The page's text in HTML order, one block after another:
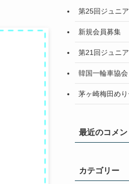
第25回ジュニ
新規会員募集
第21回ジュニ
韓国一輪車協
茅ヶ崎梅田め
最近のコメン
カテゴリー